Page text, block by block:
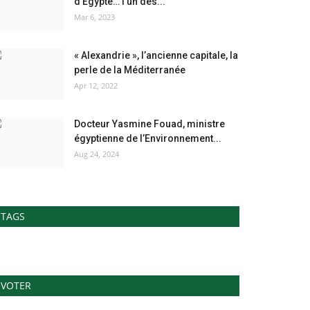
Mar 6, 2023
« Alexandrie », l’ancienne capitale, la
perle de la Méditerranée
Apr 12, 2022
Docteur Yasmine Fouad, ministre
égyptienne de l’Environnement...
Aug 24, 2024
TAGS
VOTER